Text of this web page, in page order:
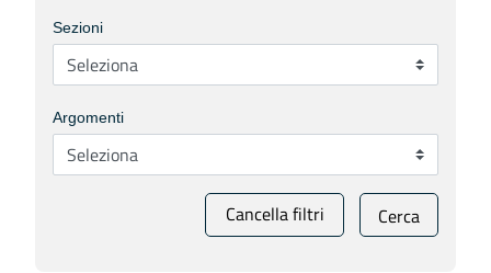
Sezioni
Argomenti
Cancella filtri Cerca